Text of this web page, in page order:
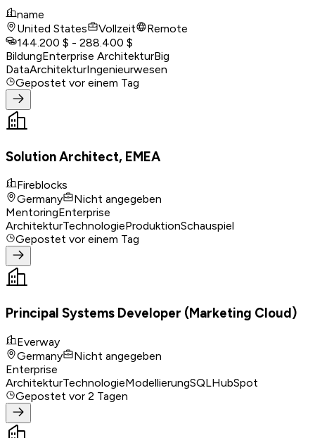
name
United States
Vollzeit
Remote
144.200 $ - 288.400 $
BildungEnterprise ArchitekturBig
DataArchitekturIngenieurwesen
Gepostet vor einem Tag
Solution Architect, EMEA
Fireblocks
Germany
Nicht angegeben
MentoringEnterprise
ArchitekturTechnologieProduktionSchauspiel
Gepostet vor einem Tag
Principal Systems Developer (Marketing Cloud)
Everway
Germany
Nicht angegeben
Enterprise
ArchitekturTechnologieModellierungSQLHubSpot
Gepostet vor 2 Tagen